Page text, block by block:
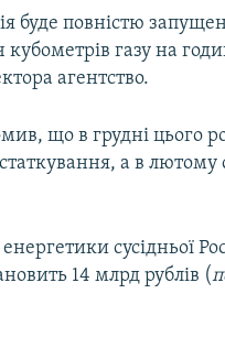
буде повністю
кубометрів газу на
агентство.
що в грудні цього
а в лютому
сусідньої
14 млрд рублів (